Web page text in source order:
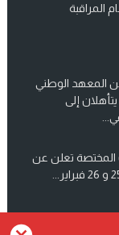
المراقبة
المعهد الوطني
إلى
تعلن عن